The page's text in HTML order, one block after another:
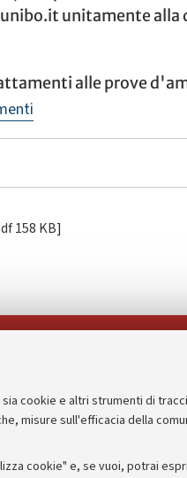
cookie e altri strumenti di
misure sull'efficacia della
cookie" e, se vuoi, potrai
unitamente alla
alle prove
[.pdf 158 KB]
Bandi, gare